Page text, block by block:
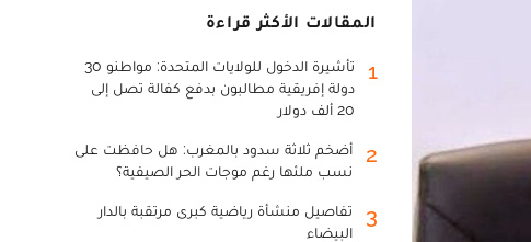
المقالات الأكثر قراءة
1
تأشيرة الدخول للولايات المتحدة: مواطنو 30
دولة إفريقية مطالبون بدفع كفالة تصل إلى
20 ألف دولار
2
أضخم ثلاثة سدود بالمغرب: هل حافظت على
نسب ملئها رغم موجات الحر الصيفية؟
3
تفاصيل منشأة رياضية كبرى مرتقبة بالدار
البيضاء